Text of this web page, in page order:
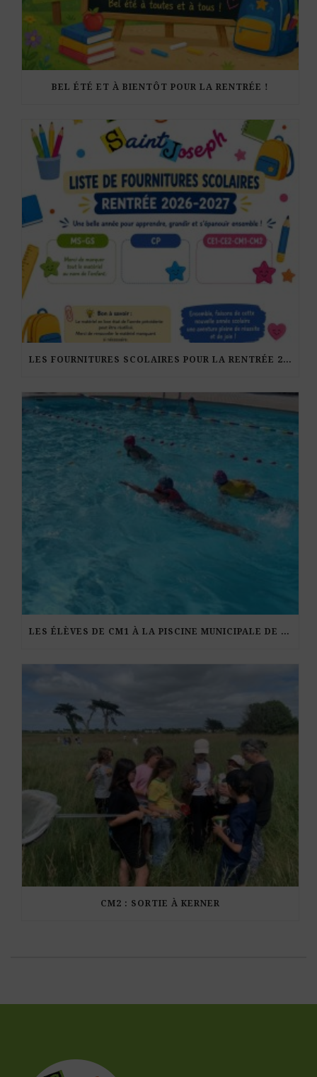
BEL ÉTÉ ET À BIENTÔT POUR LA RENTRÉE !
LES FOURNITURES SCOLAIRES POUR LA RENTRÉE 2026-27
LES ÉLÈVES DE CM1 À LA PISCINE MUNICIPALE DE KERDURAND
CM2 : SORTIE À KERNER